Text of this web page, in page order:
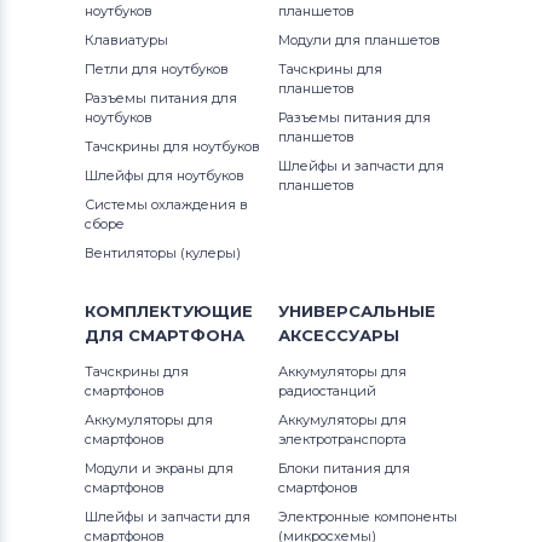
Аккумуляторы для ноутбуков
Thunderobot
Аккумуляторы для ноутбуков
Lenovo
Аккумуляторы для ноутбуков
Gateway
Аккумуляторы для ноутбуков
Аккумуляторы для ноутбуков
Advent
Аккумуляторы для ноутбуковHP
Аккумуляторы для ноутбуковMSI
Аккумуляторы для ноутбуков
G3 Series
G5 Series
G7
Inspiron
Inspiron 11
Inspiron 11z
Inspiron 13
Inspiron 14
Inspiron 14R
Inspiron 14V
13R (N3010)
13z (1370)
14 7467
1400
ноутбуков
Клавиатуры
Петли для ноутбуков
Разъемы питания для
ноутбуков
Тачскрины для ноутбуков
Шлейфы для ноутбуков
Системы охлаждения в
сборе
Вентиляторы (кулеры)
планшетов
Модули для планшетов
Тачскрины для
планшетов
Разъемы питания для
планшетов
Шлейфы и запчасти для
планшетов
КОМПЛЕКТУЮЩИЕ
ДЛЯ СМАРТФОНА
Тачскрины для
смартфонов
Аккумуляторы для
смартфонов
Модули и экраны для
смартфонов
Шлейфы и запчасти для
смартфонов
УНИВЕРСАЛЬНЫЕ
АКСЕССУАРЫ
Аккумуляторы для
радиостанций
Аккумуляторы для
электротранспорта
Блоки питания для
смартфонов
Электронные компоненты
(микросхемы)